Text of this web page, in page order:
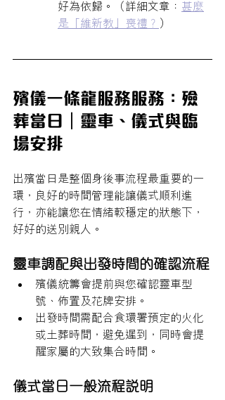
好為依歸。（詳細文章： 甚麼
是「維新教」喪禮？ ）
殯儀一條龍服務服務：殮
葬當日｜靈車、儀式與臨
場安排
出殯當日是整個身後事流程最重要的一
環，良好的時間管理能讓儀式順利進
行，亦能讓您在情緒較穩定的狀態下，
好好的送別親人。
靈車調配與出發時間的確認流程
殯儀統籌會提前與您確認靈車型
號、佈置及花牌安排。
出發時間需配合食環署預定的火化
或土葬時間，避免遲到，同時會提
醒家屬的大致集合時間。
儀式當日一般流程說明